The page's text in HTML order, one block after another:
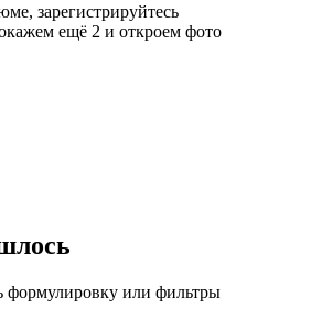
зарегистрируйтесь
ещё 2 и откроем фото
формулировку или фильтры